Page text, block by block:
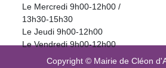
Le Mercredi 9h00-12h00 /
13h30-15h30
Le Jeudi 9h00-12h00
Le Vendredi 9h00-12h00
Copyright © Mairie de Cléon